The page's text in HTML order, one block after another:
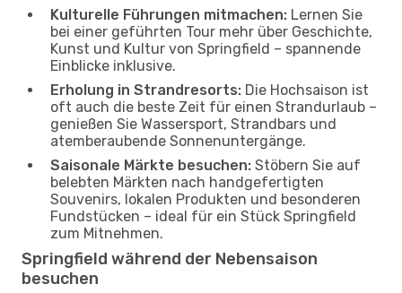
Kulturelle Führungen mitmachen: Lernen Sie
bei einer geführten Tour mehr über Geschichte,
Kunst und Kultur von Springfield – spannende
Einblicke inklusive.
Erholung in Strandresorts: Die Hochsaison ist
oft auch die beste Zeit für einen Strandurlaub –
genießen Sie Wassersport, Strandbars und
atemberaubende Sonnenuntergänge.
Saisonale Märkte besuchen: Stöbern Sie auf
belebten Märkten nach handgefertigten
Souvenirs, lokalen Produkten und besonderen
Fundstücken – ideal für ein Stück Springfield
zum Mitnehmen.
Springfield während der Nebensaison
besuchen